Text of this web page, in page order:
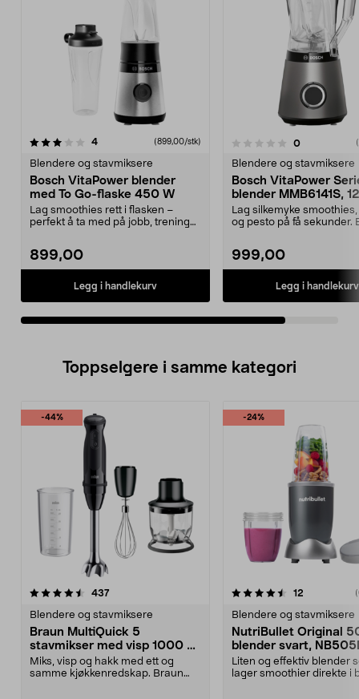
4anmeldelser (899,00/stk)
Blendere og stavmiksere
Bosch VitaPower blender
med To Go-flaske 450 W
Lag smoothies rett i flasken –
perfekt å ta med på jobb, trening
899,00
Legg i handlekurv
0.0av 5 stjerner 0anmeldelser
Blendere og stavmiksere
Bosch VitaPower
blender MMB6141S,
Lag silkemyke
og pesto på få sekunder.
999,00
Legg i handlekurv
Toppselgere i samme kategori
-44%
437anmeldelser
Blendere og stavmiksere
Braun MultiQuick 5
stavmikser med visp 1000 W,
MQ50202M
Miks, visp og hakk med ett og
samme kjøkkenredskap. Braun
-24%
4.5 av 5 stjerner 12 anmeldelser
Blendere og stavmiksere
NutriBullet Original
blender svart,
Liten og effektiv blender
lager smoothier direkte i
4.5 av 5 stjerner